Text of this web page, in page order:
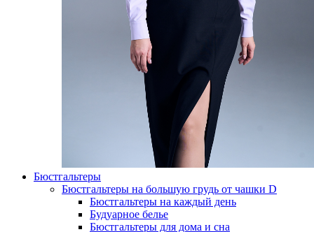
Бюстгальтеры
Бюстгальтеры на большую грудь от чашки D
Бюстгальтеры на каждый день
Будуарное белье
Бюстгальтеры для дома и сна